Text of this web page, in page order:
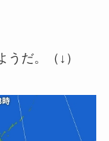
だ。（↓）